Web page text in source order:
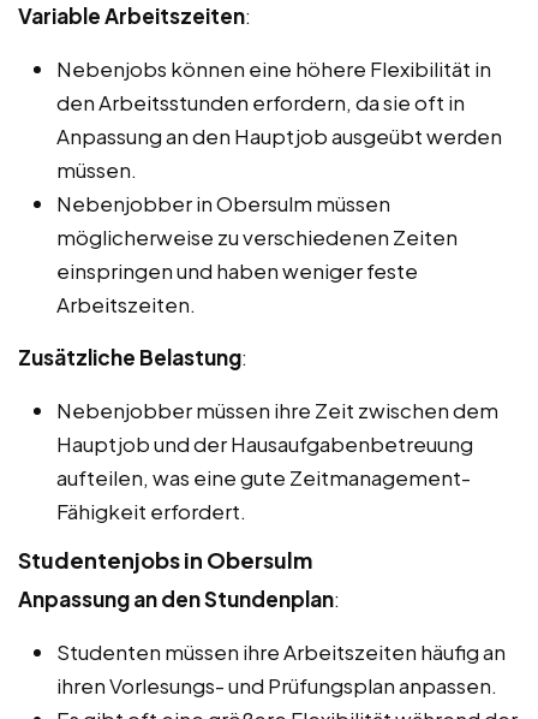
Variable Arbeitszeiten:
Nebenjobs können eine höhere Flexibilität in
den Arbeitsstunden erfordern, da sie oft in
Anpassung an den Hauptjob ausgeübt werden
müssen.
Nebenjobber in Obersulm müssen
möglicherweise zu verschiedenen Zeiten
einspringen und haben weniger feste
Arbeitszeiten.
Zusätzliche Belastung:
Nebenjobber müssen ihre Zeit zwischen dem
Hauptjob und der Hausaufgabenbetreuung
aufteilen, was eine gute Zeitmanagement-
Fähigkeit erfordert.
Studentenjobs in Obersulm
Anpassung an den Stundenplan:
Studenten müssen ihre Arbeitszeiten häufig an
ihren Vorlesungs- und Prüfungsplan anpassen.